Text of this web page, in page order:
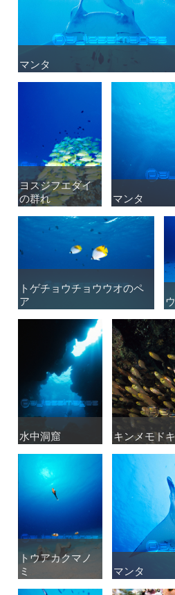
マンタ
マンタ
ヨスジフエダイ
の群れ
ヨスジフエダイ
の群れ
マンタ
マンタ
トゲチョウチョウウオのペ
ア
トゲチョウチョウウオのペ
ア
水中洞窟
水中洞窟 キンメモド
キンメモド
トウアカクマノ
ミ
トウアカクマノ
ミ
マンタ
マンタ